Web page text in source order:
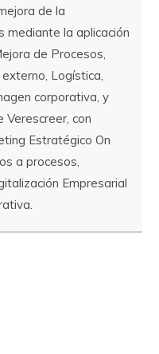
de la
mediante la aplicación
de Procesos,
Logística,
corporativa, y
Verescreer, con
Estratégico On
a procesos,
Empresarial